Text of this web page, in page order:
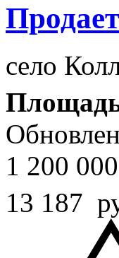
село
1 200 000
13 187